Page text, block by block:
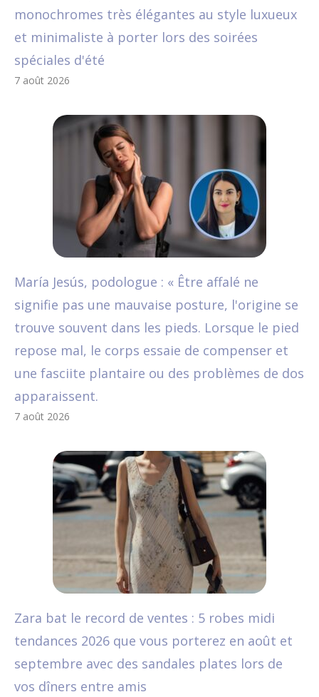
monochromes très élégantes au style luxueux
et minimaliste à porter lors des soirées
spéciales d'été
7 août 2026
María Jesús, podologue : « Être affalé ne
signifie pas une mauvaise posture, l'origine se
trouve souvent dans les pieds. Lorsque le pied
repose mal, le corps essaie de compenser et
une fasciite plantaire ou des problèmes de dos
apparaissent.
7 août 2026
Zara bat le record de ventes : 5 robes midi
tendances 2026 que vous porterez en août et
septembre avec des sandales plates lors de
vos dîners entre amis